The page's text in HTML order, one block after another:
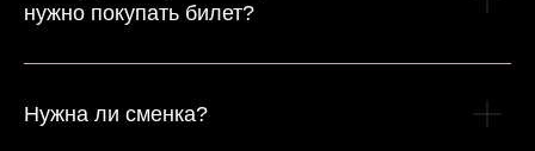
нужно покупать билет?
Нужна ли сменка?